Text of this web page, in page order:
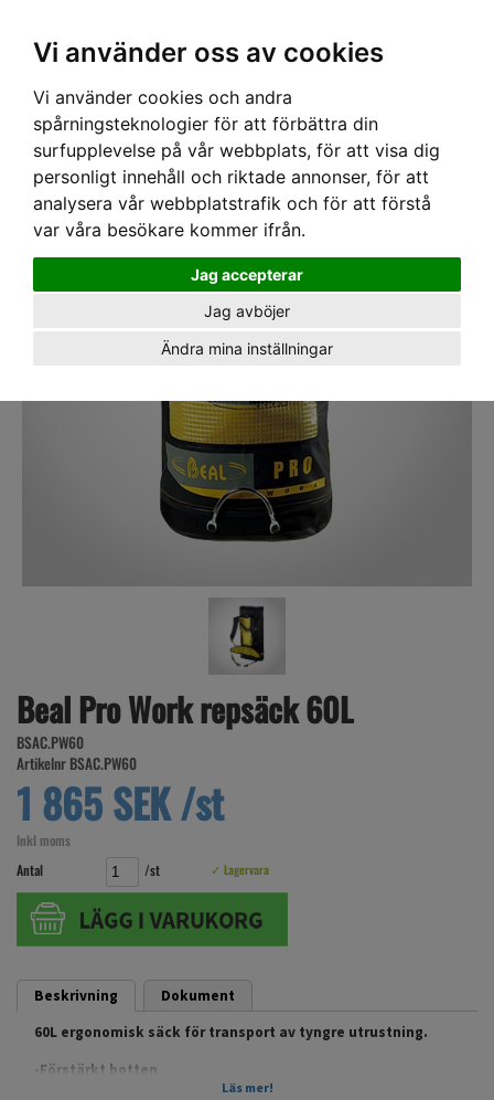
Vi använder oss av cookies
Vi använder cookies och andra
spårningsteknologier för att förbättra din
surfupplevelse på vår webbplats, för att visa dig
personligt innehåll och riktade annonser, för att
analysera vår webbplatstrafik och för att förstå
var våra besökare kommer ifrån.
Jag accepterar
Jag avböjer
Ändra mina inställningar
Hem ›PPE›SÄCKAR › Beal Pro Work repsäck 60L
Beal Pro Work repsäck 60L
BSAC.PW60
Artikelnr BSAC.PW60
1 865 SEK /st
Inkl moms
Antal
/st ✓ Lagervara
Beskrivning
Dokument
60L ergonomisk säck för transport av tyngre utrustning.
-Förstärkt botten
-Ergonomisk och vadderade ryggsida
Läs mer!